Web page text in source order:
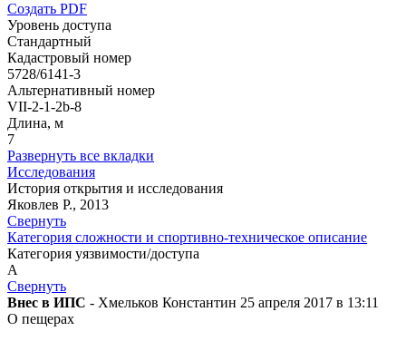
Создать PDF
Уровень доступа
Стандартный
Кадастровый номер
5728/6141-3
Альтернативный номер
VII-2-1-2b-8
Длина, м
7
Развернуть все вкладки
Исследования
История открытия и исследования
Яковлев Р., 2013
Свернуть
Категория сложности и спортивно-техническое описание
Категория уязвимости/доступа
A
Свернуть
Внес в ИПС - Хмельков Константин 25 апреля 2017 в 13:11
О пещерах